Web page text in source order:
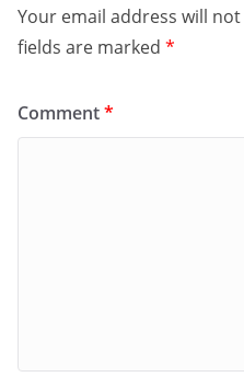
Your email address will
fields are marked *
Comment*